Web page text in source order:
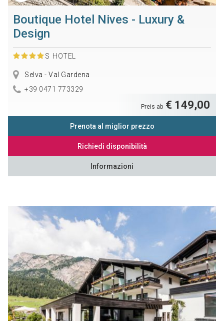
Boutique Hotel Nives - Luxury &
Design
S HOTEL
Selva - Val Gardena
+39 0471 773329
Preis ab € 149,00
Prenota al miglior prezzo
Richiedi disponibilità
Informazioni